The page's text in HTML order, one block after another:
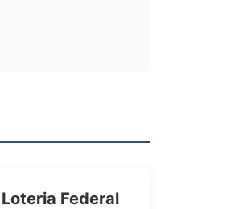
Loteria Federal